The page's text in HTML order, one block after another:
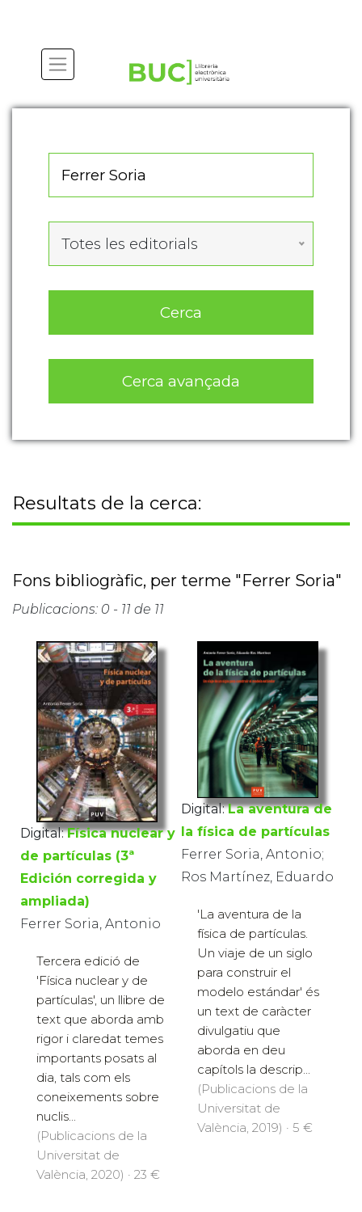
Totes les editorials
Cerca
Cerca avançada
Resultats de la cerca:
Fons bibliogràfic, per terme "Ferrer Soria"
Publicacions: 0 - 11 de 11
Digital: Física nuclear y
de partículas (3ª
Edición corregida y
ampliada)
Ferrer Soria, Antonio
Tercera edició de
'Física nuclear y de
partículas', un llibre de
text que aborda amb
rigor i claredat temes
importants posats al
dia, tals com els
coneixements sobre
nuclis...
(Publicacions de la
Universitat de
València, 2020) · 23 €
Digital: La aventura de
la física de partículas
Ferrer Soria, Antonio;
Ros Martínez, Eduardo
'La aventura de la
física de partículas.
Un viaje de un siglo
para construir el
modelo estándar' és
un text de caràcter
divulgatiu que
aborda en deu
capítols la descrip...
(Publicacions de la
Universitat de
València, 2019) · 5 €